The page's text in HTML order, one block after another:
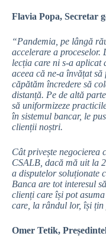
Flavia Popa, Secretar
“Pandemia, pe lângă
accelerare a proceselor.
lecția care ni s-a aplicat
aceea că ne-a învățat
căpătăm încredere să
distanță. Pe de altă
să uniformizeze
în sistemul bancar, le
clienții noștri.
Cât privește
CSALB, dacă mă uit la
a disputelor soluționate
Banca are tot interesul
clienți care își pot
care, la rândul lor, își țin
Omer Tetik,